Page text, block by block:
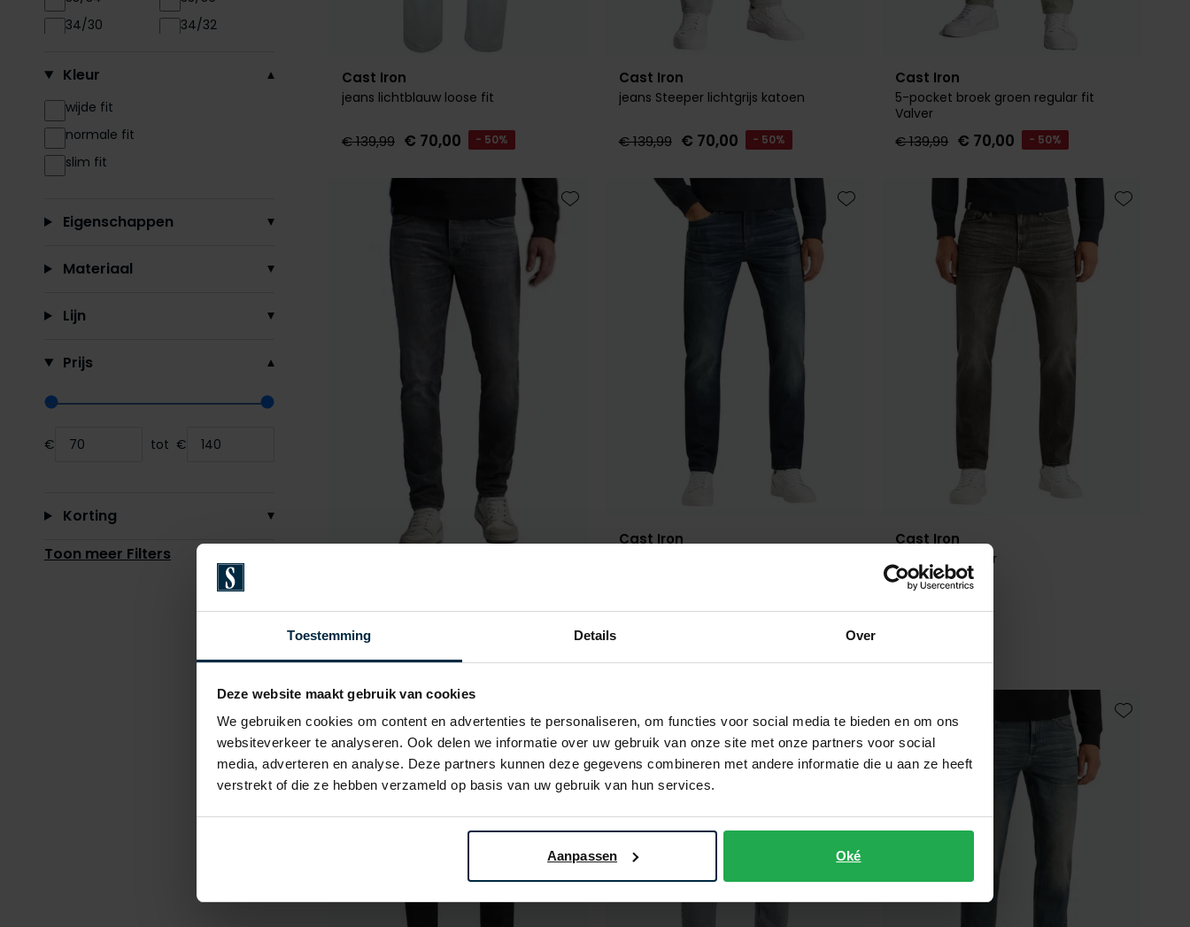
Toestemming Details Over
Deze website maakt gebruik van cookies
We gebruiken cookies om content en advertenties te personaliseren, om functies voor social media te bieden en om ons
websiteverkeer te analyseren. Ook delen we informatie over uw gebruik van onze site met onze partners voor social
media, adverteren en analyse. Deze partners kunnen deze gegevens combineren met andere informatie die u aan ze heeft
verstrekt of die ze hebben verzameld op basis van uw gebruik van hun services.
Aanpassen Oké
34/30
34/32
35/32
35/36
36/34
38/34
Kleur
wijde fit
normale fit
slim fit
Eigenschappen
Materiaal
Lijn
Prijs
Range slider min value
Range slider max value
€ tot €
Korting
Toon meer Filters
Cast Iron
jeans lichtblauw loose fit
€ 139,99 € 70,00 - 50%
Cast Iron
jeans Steeper lichtgrijs katoen
€ 139,99 € 70,00 - 50%
Cast Iron
5-pocket broek groen regular fit
Valver
€ 139,99 € 70,00 - 50%
jeans Riser slim fit grijs
Toevoegen aan favorieten
Cast Iron
Toevoegen aan favorieten
Cast Iron
jeans grijs Valver
Toevoegen aan favorieten Toevoegen aan favorieten